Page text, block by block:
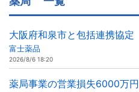
大阪府和泉市と包括連携協定
富士薬品
2026/8/6 18:20
薬局事業の営業損失6000万円